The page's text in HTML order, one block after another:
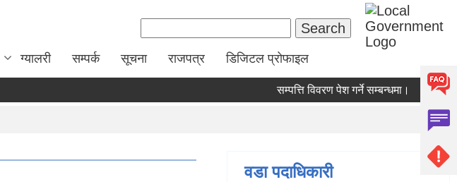
ग्यालरी सम्पर्क सूचना राजपत्र डिजिटल प्रोफाइल
सम्पत्ति विवरण पेश गर्ने सम्बन्धमा।
वडा पदाधिकारी